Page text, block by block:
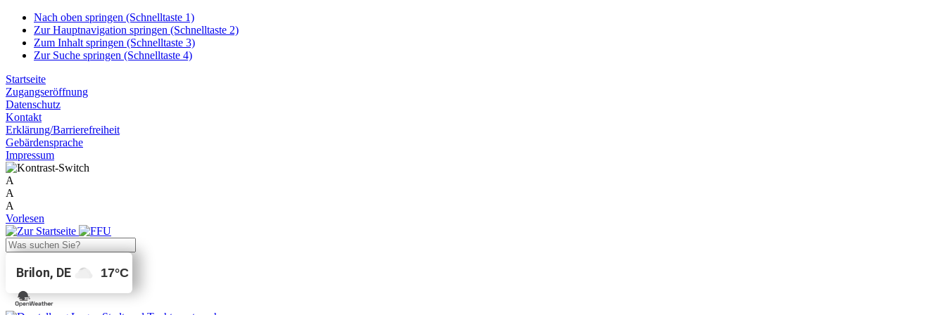
Nach oben springen (Schnelltaste 1)
Zur Hauptnavigation springen (Schnelltaste 2)
Zum Inhalt springen (Schnelltaste 3)
Zur Suche springen (Schnelltaste 4)
Startseite
Zugangseröffnung
Datenschutz
Kontakt
Erklärung/Barrierefreiheit
Gebärdensprache
Impressum
A
A
A
Vorlesen
Brilon, DE 17°C